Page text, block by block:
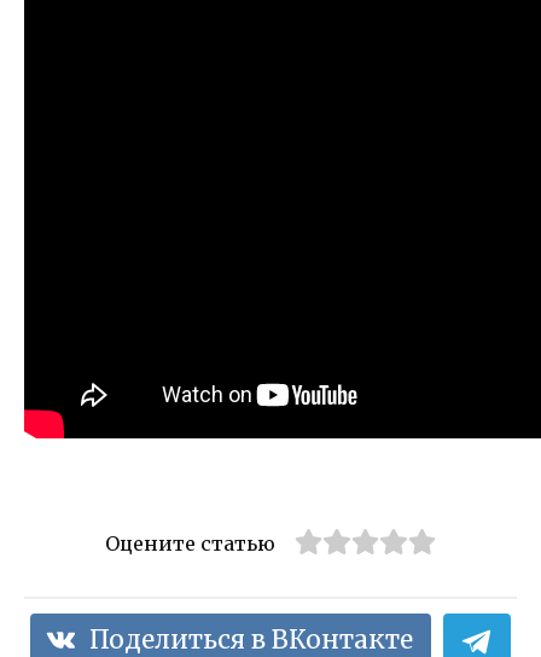
Оцените статью
Поделиться в ВКонтакте